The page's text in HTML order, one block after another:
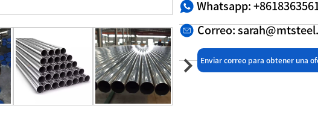
Whatsapp:
Correo:
Enviar correo para obtener una